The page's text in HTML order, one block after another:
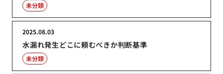
未分類
水漏れ発生どこに頼むべきか判断基準
2025.08.03
未分類